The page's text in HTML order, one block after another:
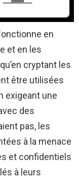
en
et en les
cryptant les
être utilisées
exigeant une
des
pas, les
à la menace
et confidentiels
à leurs